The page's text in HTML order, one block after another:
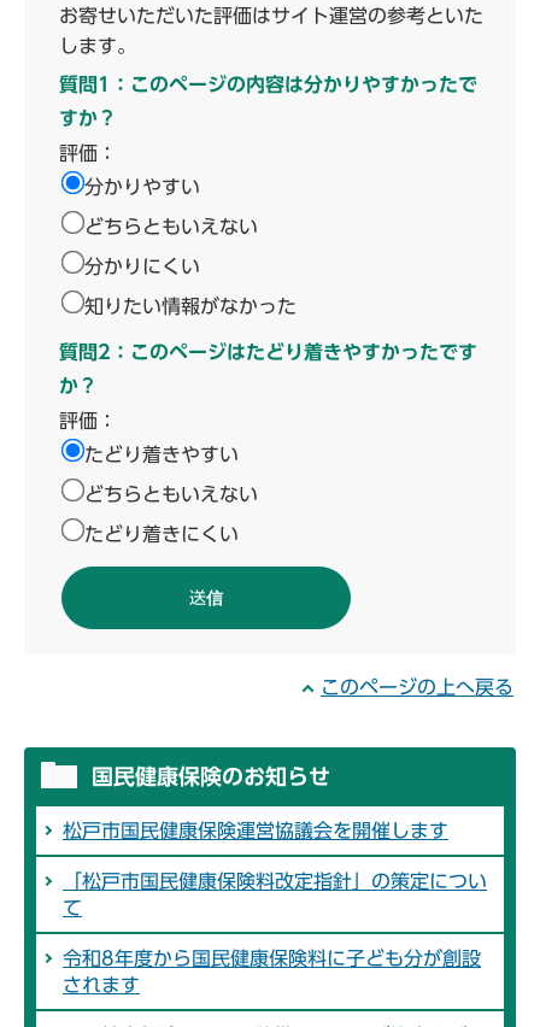
お寄せいただいた評価はサイト運営の参考といた
します。
質問1：このページの内容は分かりやすかったで
すか？
評価：
分かりやすい
どちらともいえない
分かりにくい
知りたい情報がなかった
質問2：このページはたどり着きやすかったです
か？
評価：
たどり着きやすい
どちらともいえない
たどり着きにくい
このページの上へ戻る
国民健康保険のお知らせ
松戸市国民健康保険運営協議会を開催します
「松戸市国民健康保険料改定指針」の策定につい
て
令和8年度から国民健康保険料に子ども分が創設
されます